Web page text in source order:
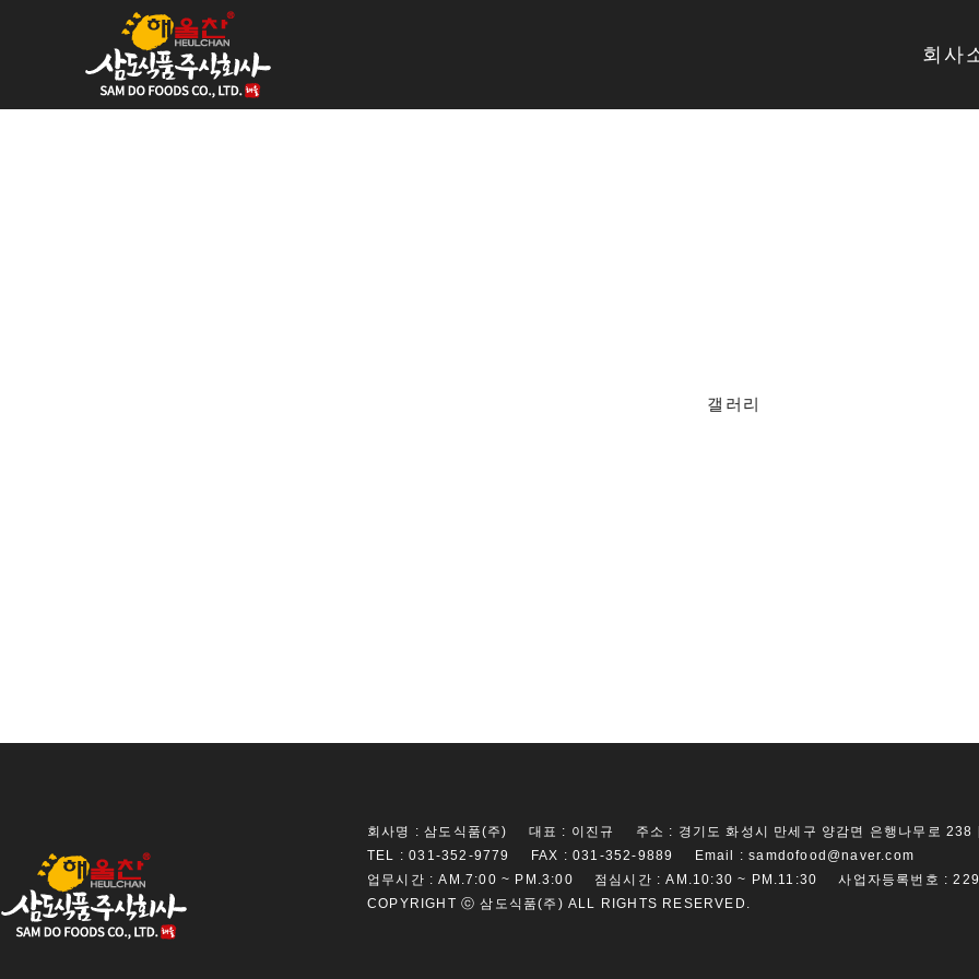
회사
갤러리
회사명 :삼도식품(주) 대표 : 이진규 주소 : 경기도 화성시 만세구 양감면 은행나무로
TEL :031-352-9779 FAX :031-352-9889 Email :samdofood@naver.com
업무시간 :AM.7:00 ~ PM.3:00 점심시간 :AM.10:30 ~ PM.11:30 사업자등록번호 :
COPYRIGHT ⓒ 삼도식품(주) ALL RIGHTS RESERVED.